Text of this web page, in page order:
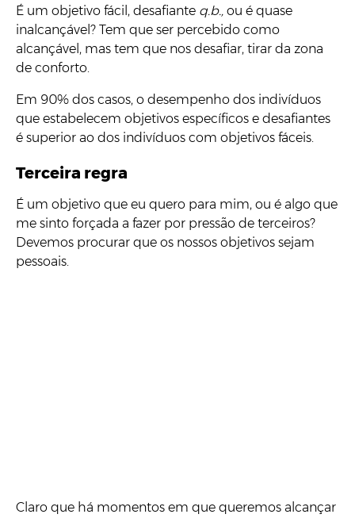
É um objetivo fácil, desafiante q.b., ou é quase
inalcançável? Tem que ser percebido como
alcançável, mas tem que nos desafiar, tirar da zona
de conforto.
Em 90% dos casos, o desempenho dos indivíduos
que estabelecem objetivos específicos e desafiantes
é superior ao dos indivíduos com objetivos fáceis.
Terceira regra
É um objetivo que eu quero para mim, ou é algo que
me sinto forçada a fazer por pressão de terceiros?
Devemos procurar que os nossos objetivos sejam
pessoais.
Claro que há momentos em que queremos alcançar